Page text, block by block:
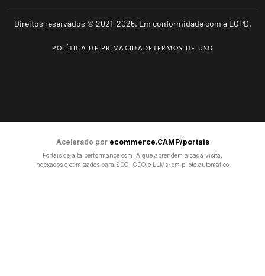
Direitos reservados © 2021-2026. Em conformidade com a LGPD.
POLÍTICA DE PRIVACIDADETERMOS DE USO
Acelerado por ecommerce.CAMP/portais
Portais de alta performance com IA que aprendem a cada visita,
indexados e otimizados para SEO, GEO e LLMs, em piloto automático.